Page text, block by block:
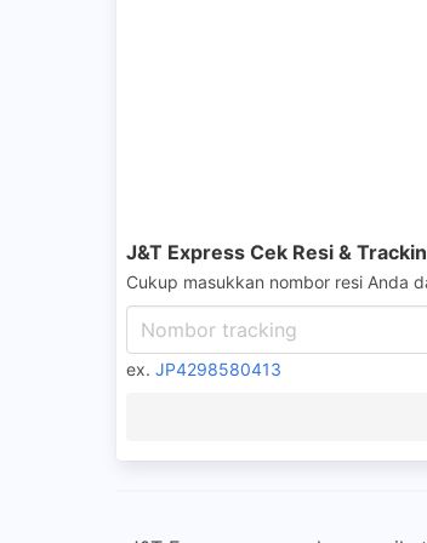
J&T Express Cek Resi &
Cukup masukkan nombor resi Anda
ex. JP4298580413